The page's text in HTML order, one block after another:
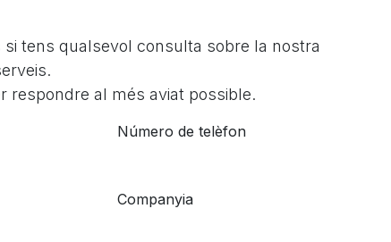
tens qualsevol consulta sobre la nostra
respondre al més aviat possible.
Número de telèfon
Companyia